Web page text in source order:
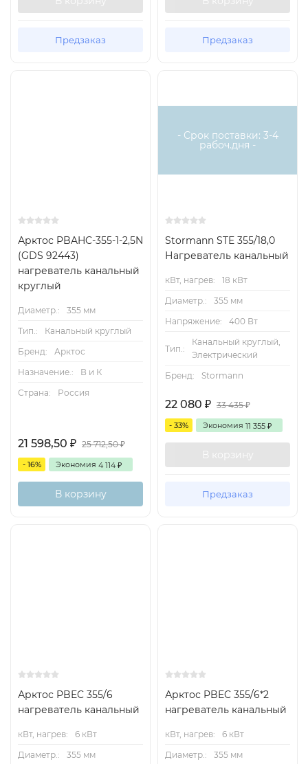
Схемы подключения
Предзаказ Предзаказ
Арктос PBAHC-355-1-2,5N
(GDS 92443)
нагреватель канальный
круглый
Диаметр.:
355 мм
Тип.:
Канальный круглый
Бренд:
Арктос
Назначение.:
В и К
Страна:
Россия
21 598,50 ₽ 25 712,50₽
- 16% Экономия 4 114 ₽
В корзину
аналог
- Срок поставки: 3-4
рабоч.дня -
Stormann STE 355/18,0
Нагреватель канальный
кВт, нагрев:
18 кВт
Диаметр.:
355 мм
Напряжение:
400 Вт
Тип.:
Канальный круглый,
Электрический
Бренд:
Stormann
22 080 ₽ 33 435₽
- 33% Экономия 11 355 ₽
В корзину
Предзаказ
Арктос PBEC 355/6
нагреватель канальный
кВт, нагрев:
6 кВт
Диаметр.:
355 мм
Арктос PBEC 355/6*2
нагреватель канальный
кВт, нагрев:
6 кВт
Диаметр.:
355 мм